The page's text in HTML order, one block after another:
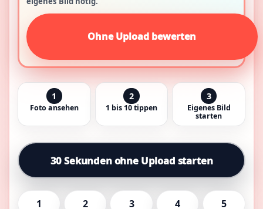
Ohne Upload bewerten
1
Foto ansehen
2
1 bis 10 tippen
3
Eigenes Bild
starten
30 Sekunden ohne Upload starten
1 2 3 4 5